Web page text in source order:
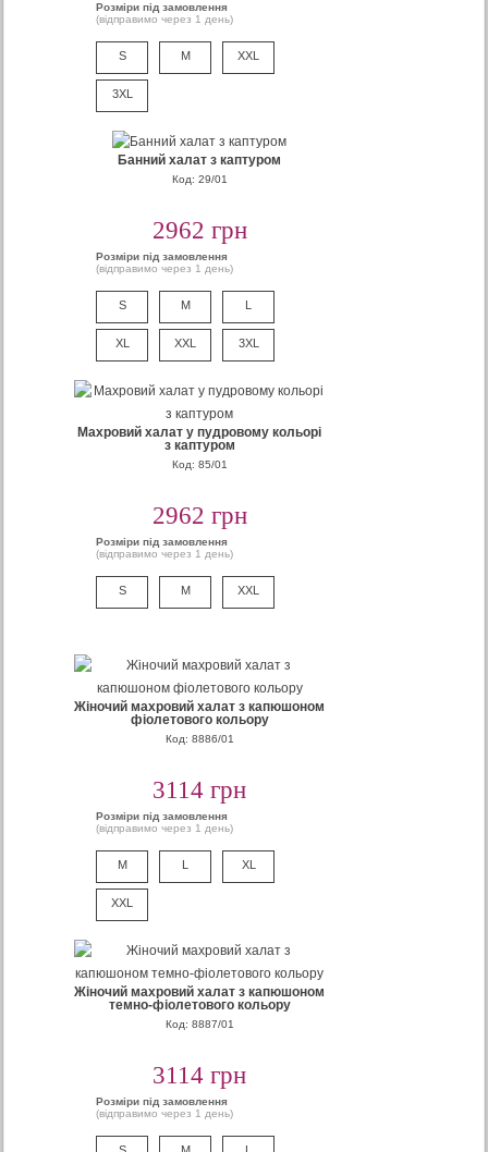
Розміри під замовлення
(відправимо через 1 день)
S M XXL
3XL
Банний халат з каптуром
Код: 29/01
2962 грн
Розміри під замовлення
(відправимо через 1 день)
S M L
XL XXL 3XL
Махровий халат у пудровому кольорі
з каптуром
Код: 85/01
2962 грн
Розміри під замовлення
(відправимо через 1 день)
S M XXL
Жіночий махровий халат з капюшоном
фіолетового кольору
Код: 8886/01
3114 грн
Розміри під замовлення
(відправимо через 1 день)
M L XL
XXL
Жіночий махровий халат з капюшоном
темно-фіолетового кольору
Код: 8887/01
3114 грн
Розміри під замовлення
(відправимо через 1 день)